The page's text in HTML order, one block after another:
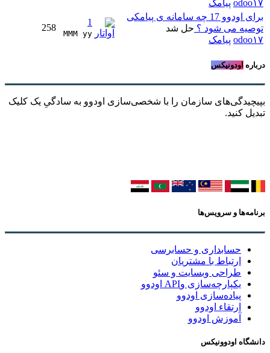
odoo۱۷ پیامک
برای اودوو 17 چه سامانه ی پیامکی
توصیه می شود ؟ حل شد
odoo۱۷ پیامک
1
MMM yy
258
درباره اودونیکس
بپیچیدگی‌های سازمان را با شخصی‌سازی اودوو به سادگیِ یک کلیک
تبدیل کنید.
برنامه‌ها و سرویس‌ها
حسابداری و حسابرسی
ارتباط با مشتریان
طراحی وبسایت و سئو
یکپارچه‌سازی وAPI اودوو
پیاده‌سازی اودوو
ارتقاء اودوو
آموزش اودوو
دانشگاه اودوونیکس